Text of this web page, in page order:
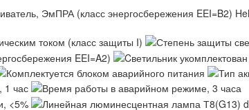
ЭмПРА (класс энергосбережения EEI=B2)